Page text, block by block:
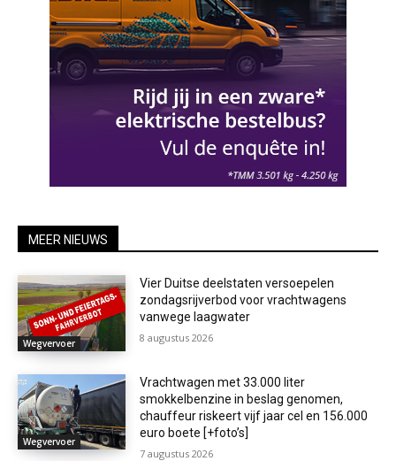
MEER NIEUWS
Wegvervoer
Vier Duitse deelstaten versoepelen
zondagsrijverbod voor vrachtwagens
vanwege laagwater
8 augustus 2026
Wegvervoer
Vrachtwagen met 33.000 liter
smokkelbenzine in beslag genomen,
chauffeur riskeert vijf jaar cel en 156.000
euro boete [+foto’s]
7 augustus 2026